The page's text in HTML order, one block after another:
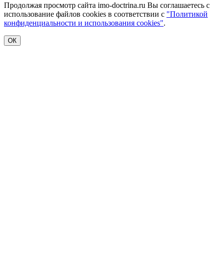
Продолжая просмотр сайта imo-doctrina.ru Вы соглашаетесь с
использование файлов cookies в соответствии с "Политикой
конфиденциальности и использования cookies".
ОК